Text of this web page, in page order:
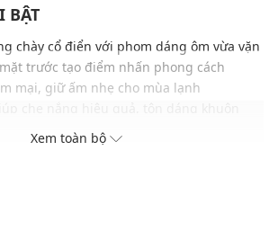
BẬT
chày cổ điển với phom dáng ôm vừa vặn
trước tạo điểm nhấn phong cách
mại, giữ ấm nhẹ cho mùa lạnh
sau tiện lợi, phù hợp nhiều kích cỡ
Xem toàn bộ